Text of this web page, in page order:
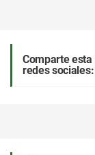
Comparte esta
redes sociales: